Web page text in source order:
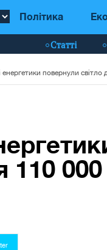
Політика
Статті
110